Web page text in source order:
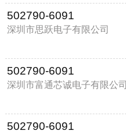
502790-6091
深圳市思跃电子有限公司
502790-6091
深圳市富通芯诚电子有限公司
502790-6091